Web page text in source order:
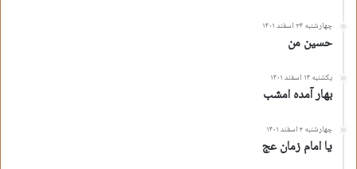
چهارشنبه ۲۴ اسفند ۱۴۰۱
حسین من
یکشنبه ۱۴ اسفند ۱۴۰۱
بهار آمده امشب
چهارشنبه ۳ اسفند ۱۴۰۱
یا امام زمان عج